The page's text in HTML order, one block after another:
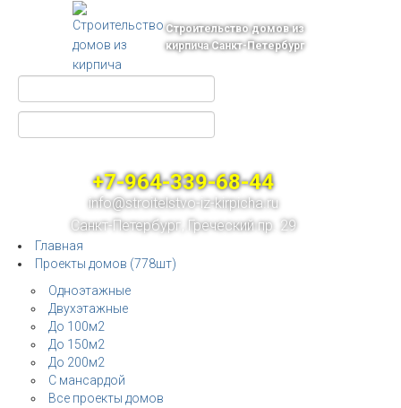
Строительство домов из
кирпича Санкт-Петербург
+7-964-339-68-44
info@stroitelstvo-iz-kirpicha.ru
Санкт-Петербург, Греческий пр. 29
Главная
Проекты домов (778шт)
Одноэтажные
Двухэтажные
До 100м2
До 150м2
До 200м2
С мансардой
Все проекты домов